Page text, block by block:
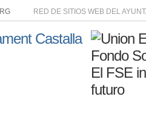
RED DE SITIOS WEB DEL